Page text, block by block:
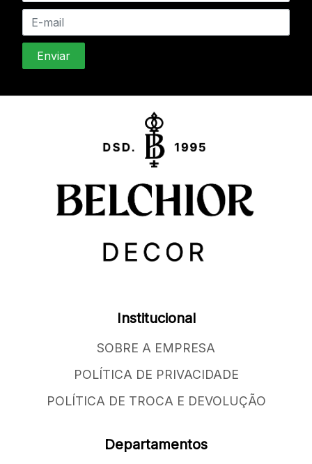
Institucional
SOBRE A EMPRESA
POLÍTICA DE PRIVACIDADE
POLÍTICA DE TROCA E DEVOLUÇÃO
Departamentos